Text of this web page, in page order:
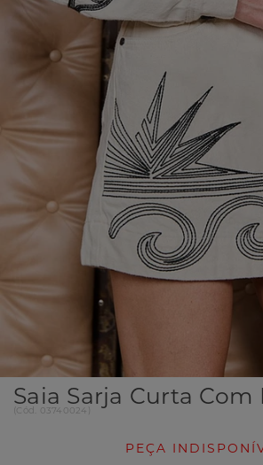
Saia Sarja Curta
(Cód. 03740024
PEÇA